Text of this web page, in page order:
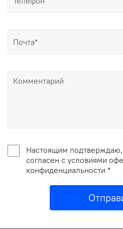
Настоящим
согласен с условиями
конфиденциальности *